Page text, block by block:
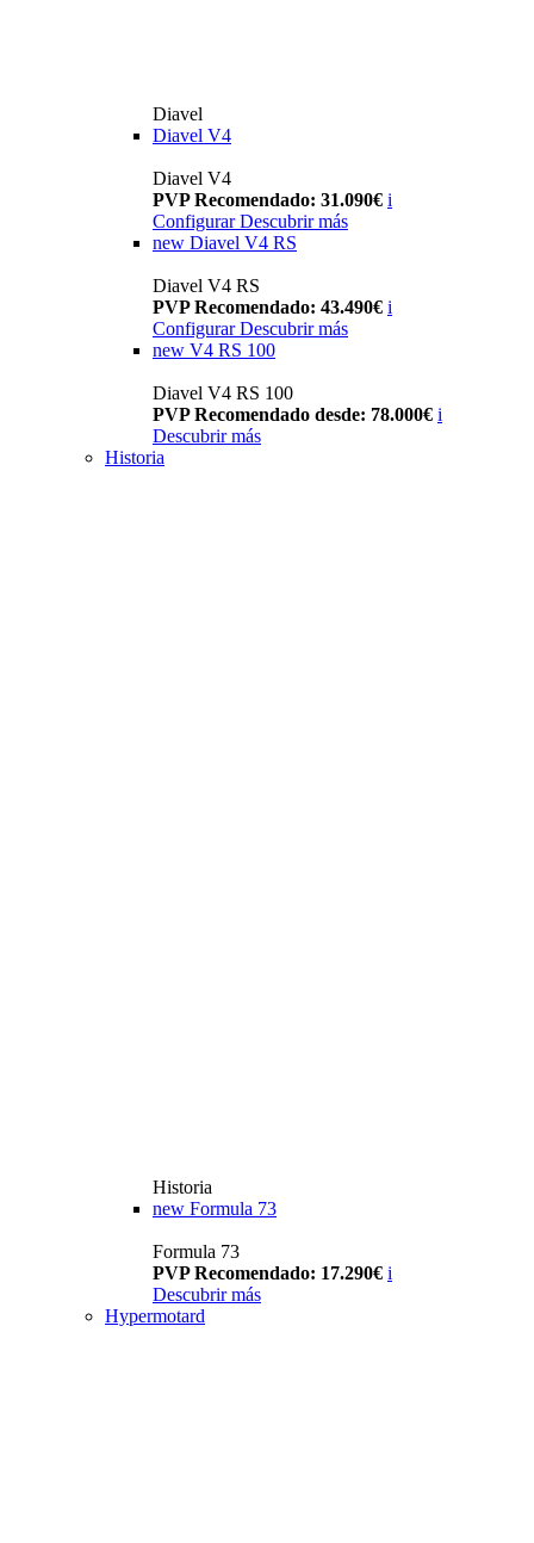
Diavel
Diavel V4
Diavel V4
PVP Recomendado: 31.090€ i
Configurar Descubrir más
new Diavel V4 RS
Diavel V4 RS
PVP Recomendado: 43.490€ i
Configurar Descubrir más
new V4 RS 100
Diavel V4 RS 100
PVP Recomendado desde: 78.000€ i
Descubrir más
Historia
Historia
new Formula 73
Formula 73
PVP Recomendado: 17.290€ i
Descubrir más
Hypermotard